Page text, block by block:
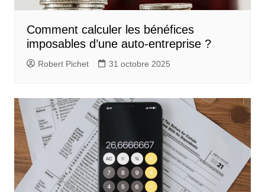
Comment calculer les bénéfices
imposables d’une auto-entreprise ?
Robert Pichet 31 octobre 2025